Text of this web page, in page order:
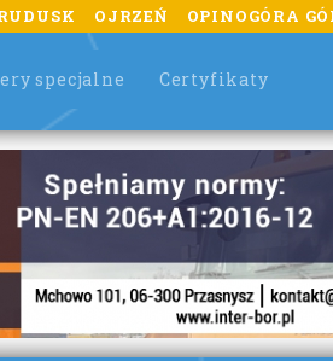
OJRZEŃ OPINOGÓRA
specjalne Certyfikaty